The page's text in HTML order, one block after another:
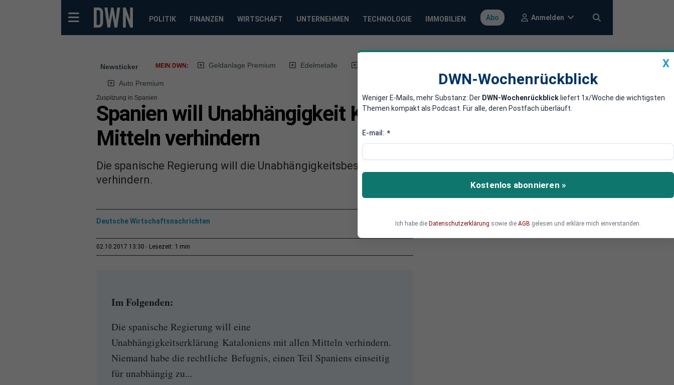
POLITIK FINANZEN WIRTSCHAFT UNTERNEHMEN TECHNOLOGIE IMMOBILIEN Abo Anmelden
Newsticker MEIN DWN: Geldanlage Premium Edelmetalle
Auto Premium
Zuspitzung in Spanien
Spanien will Unabhängigkeit Kataloniens mit allen
Mitteln verhindern
Die spanische Regierung will die Unabhängigkeitsbestrebungen in Katalonien mit allen Mitteln
verhindern.
Deutsche Wirtschaftsnachrichten
02.10.2017 13:30 Lesezeit: 1 min
Im Folgenden:
Die spanische Regierung will eine
Unabhängigkeitserklärung Kataloniens mit allen Mitteln verhindern.
Niemand habe die rechtliche Befugnis, einen Teil Spaniens einseitig
für unabhängig zu...
X
DWN-Wochenrückblick
Weniger E-Mails, mehr Substanz: Der DWN-Wochenrückblick liefert 1x/Woche die wichtigsten
Themen kompakt als Podcast. Für alle, deren Postfach überläuft.
E-mail: *
Kostenlos abonnieren »
Ich habe die Datenschutzerklärung sowie die AGB gelesen und erkläre mich einverstanden.